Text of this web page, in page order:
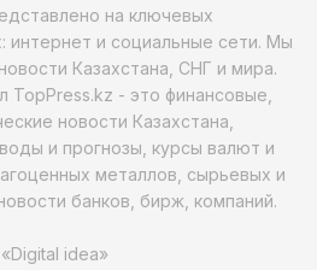
на ключевых
интернет и социальные сети. Мы
Казахстана, СНГ и мира.
- это финансовые,
новости Казахстана,
и прогнозы, курсы валют и
металлов, сырьевых и
банков, бирж, компаний.
idea»